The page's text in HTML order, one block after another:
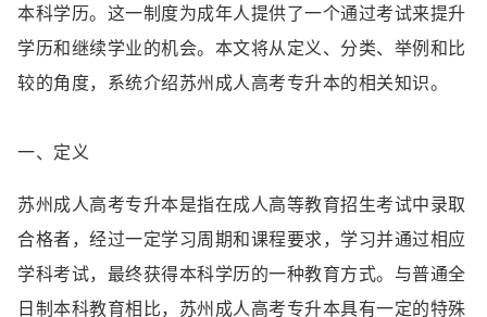
本科学历。这一制度为成年人提供了一个通过考试来提升
学历和继续学业的机会。本文将从定义、分类、举例和比
较的角度，系统介绍苏州成人高考专升本的相关知识。
一、定义
苏州成人高考专升本是指在成人高等教育招生考试中录取
合格者，经过一定学习周期和课程要求，学习并通过相应
学科考试，最终获得本科学历的一种教育方式。与普通全
日制本科教育相比，苏州成人高考专升本具有一定的特殊